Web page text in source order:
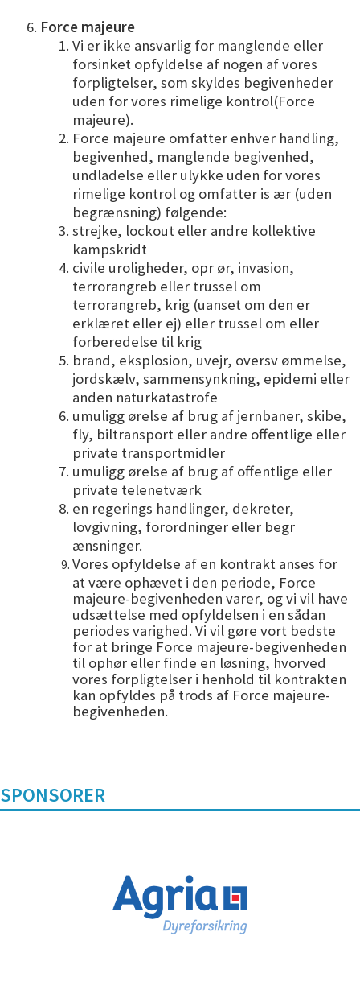
Force majeure
Vi er ikke ansvarlig for manglende eller
forsinket opfyldelse af nogen af vores
forpligtelser, som skyldes begivenheder
uden for vores rimelige kontrol(Force
majeure).
Force majeure omfatter enhver handling,
begivenhed, manglende begivenhed,
undladelse eller ulykke uden for vores
rimelige kontrol og omfatter is ær (uden
begrænsning) følgende:
strejke, lockout eller andre kollektive
kampskridt
civile uroligheder, opr ør, invasion,
terrorangreb eller trussel om
terrorangreb, krig (uanset om den er
erklæret eller ej) eller trussel om eller
forberedelse til krig
brand, eksplosion, uvejr, oversv ømmelse,
jordskælv, sammensynkning, epidemi eller
anden naturkatastrofe
umuligg ørelse af brug af jernbaner, skibe,
fly, biltransport eller andre offentlige eller
private transportmidler
umuligg ørelse af brug af offentlige eller
private telenetværk
en regerings handlinger, dekreter,
lovgivning, forordninger eller begr
ænsninger.
Vores opfyldelse af en kontrakt anses for
at være ophævet i den periode, Force
majeure-begivenheden varer, og vi vil have
udsættelse med opfyldelsen i en sådan
periodes varighed. Vi vil gøre vort bedste
for at bringe Force majeure-begivenheden
til ophør eller finde en løsning, hvorved
vores forpligtelser i henhold til kontrakten
kan opfyldes på trods af Force majeure-
begivenheden.
SPONSORER